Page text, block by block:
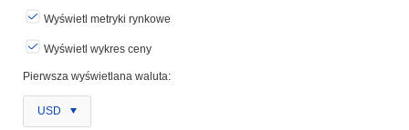
Wyświetl metryki rynkowe
Wyświetl wykres ceny
Pierwsza wyświetlana waluta:
USD